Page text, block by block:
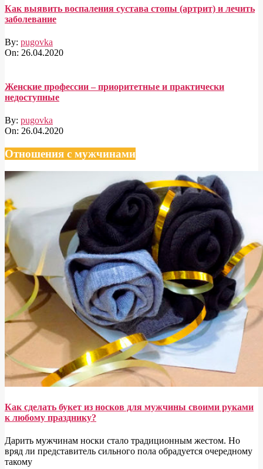
Как выявить воспаления сустава стопы (артрит) и лечить
заболевание
By: pugovka
On: 26.04.2020
Женские профессии – приоритетные и практически
недоступные
By: pugovka
On: 26.04.2020
Отношения с мужчинами
Как сделать букет из носков для мужчины своими руками
к любому празднику?
Дарить мужчинам носки стало традиционным жестом. Но
вряд ли представитель сильного пола обрадуется очередному
такому